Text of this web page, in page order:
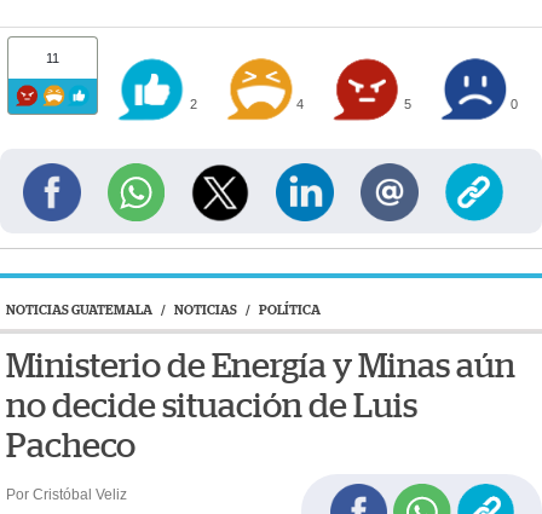
11
2 4 5 0
NOTICIAS GUATEMALA / NOTICIAS / POLÍTICA
Ministerio de Energía y Minas aún
no decide situación de Luis
Pacheco
Por Cristóbal Veliz